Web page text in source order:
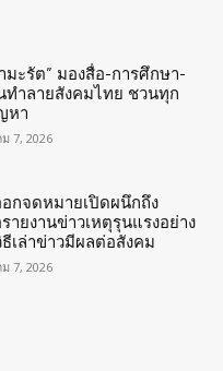
มะรัต” มองสื่อ-การศึกษา-
ทำลายสังคมไทย ชวนทุก
หา
7, 2026
อกจดหมายเปิดผนึกถึง
ายงานข่าวเหตุรุนแรงอย่าง
เล่าข่าวมีผลต่อสังคม
7, 2026